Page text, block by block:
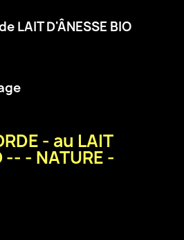
LAIT D'ÂNESSE BIO
- au LAIT
-- - NATURE -